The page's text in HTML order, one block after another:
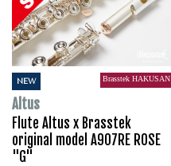
NEW Brasstek HAKUSAN
Altus
Flute Altus x Brasstek
original model A907RE ROSE
"G"